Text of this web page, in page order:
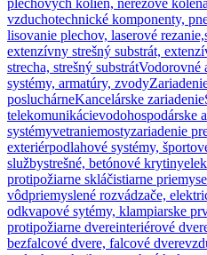
plechových kolien, nerezové
vzduchotechnické komponenty,
lisovanie plechov, laserové rezanie,
extenzívny strešný substrát,
strecha, strešný substrátVodorovné
systémy, armatúry, zvody
posluchárneKancelárske zariadenie
telekomunikácievodohospodárske
systémyvetraniemostyzariadenie
exteriérpodlahové systémy,
službystrešné, betónové krytiny
protipožiarne skláčistiarne
vôdpriemyslené rozvádzače,
odkvapové sytémy, klampiarske
protipožiarne dvereinteriérové
bezfalcové dvere, falcové dvere